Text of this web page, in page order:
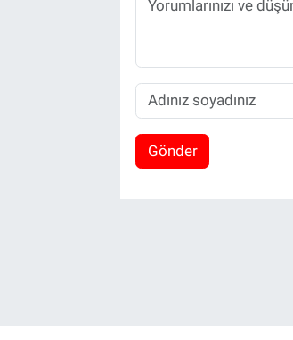
Gönder